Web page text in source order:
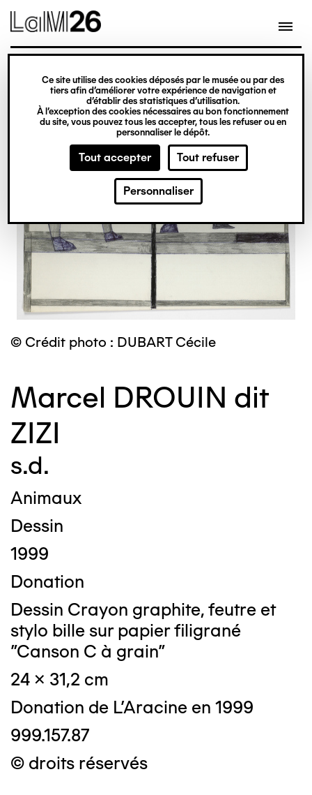
Gestion des cookies
Ce site utilise des cookies déposés par le musée ou par des
tiers afin d’améliorer votre expérience de navigation et
d’établir des statistiques d’utilisation.
À l’exception des cookies nécessaires au bon fonctionnement
du site, vous pouvez tous les accepter, tous les refuser ou en
personnaliser le dépôt.
Tout accepter Tout refuser
Personnaliser
contenu
© Crédit photo : DUBART Cécile
Marcel DROUIN dit
ZIZI
s.d.
Animaux
Dessin
1999
Donation
Dessin Crayon graphite, feutre et
stylo bille sur papier filigrané
"Canson C à grain"
24 x 31,2 cm
Donation de L'Aracine en 1999
999.157.87
© droits réservés